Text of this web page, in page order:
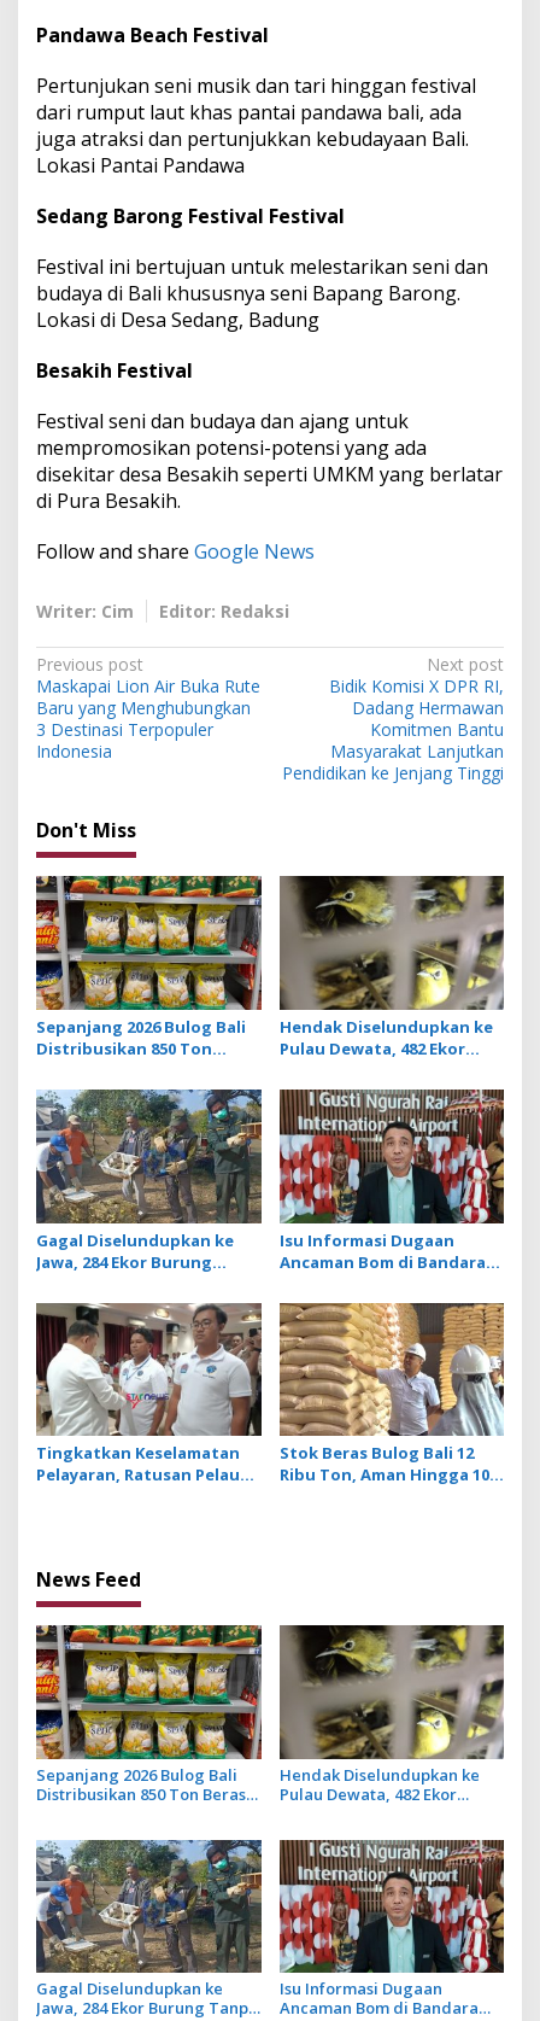
Pandawa Beach Festival
Pertunjukan seni musik dan tari hinggan festival
dari rumput laut khas pantai pandawa bali, ada
juga atraksi dan pertunjukkan kebudayaan Bali.
Lokasi Pantai Pandawa
Sedang Barong Festival Festival
Festival ini bertujuan untuk melestarikan seni dan
budaya di Bali khususnya seni Bapang Barong.
Lokasi di Desa Sedang, Badung
Besakih Festival
Festival seni dan budaya dan ajang untuk
mempromosikan potensi-potensi yang ada
disekitar desa Besakih seperti UMKM yang berlatar
di Pura Besakih.
Follow and share Google News
Writer: Cim Editor: Redaksi
P
o
s
t
a
v
i
g
a
t
i
n
Previous post
Maskapai Lion Air Buka Rute
Baru yang Menghubungkan
3 Destinasi Terpopuler
Indonesia
Next post
Bidik Komisi X DPR RI,
Dadang Hermawan
Komitmen Bantu
Masyarakat Lanjutkan
Pendidikan ke Jenjang Tinggi
Don't Miss
Sepanjang 2026 Bulog Bali
Distribusikan 850 Ton
Ritel Moderen
Hendak Diselundupkan ke
Pulau Dewata, 482 Ekor
Diamankan Karantina Bali
Gagal Diselundupkan ke
Jawa, 284 Ekor Burung
Dilepasliarkan Cegah
Ancaman Penyakit
Isu Informasi Dugaan
Ancaman Bom di Bandara
Benar, Operasional
Penerbangan Lancar
Tingkatkan Keselamatan
Pelayaran, Ratusan Pelaut
Stok Beras Bulog Bali 12
Ribu Ton, Aman Hingga 10
News Feed
Sepanjang 2026 Bulog Bali
Distribusikan 850 Ton Beras
Hendak Diselundupkan ke
Pulau Dewata, 482 Ekor
Gagal Diselundupkan ke
Jawa, 284 Ekor Burung Tanpa
Isu Informasi Dugaan
Ancaman Bom di Bandara